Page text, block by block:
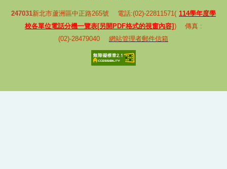
247031新北市蘆洲區中正路265號 電話:(02)-22811571( 114學年度學
校各單位電話分機一覽表[另開PDF格式的視窗內容]) 傳真 :
(02)-28479040 網站管理者郵件信箱